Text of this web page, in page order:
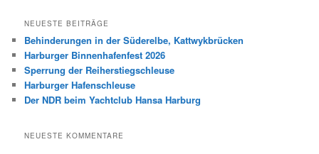
h
n
NEUESTE BEITRÄGE
Behinderungen in der Süderelbe, Kattwykbrücken
Harburger Binnenhafenfest 2026
Sperrung der Reiherstiegschleuse
Harburger Hafenschleuse
Der NDR beim Yachtclub Hansa Harburg
NEUESTE KOMMENTARE